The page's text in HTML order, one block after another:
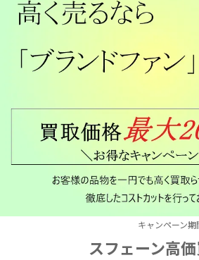
キャンペーン
スフェーン高